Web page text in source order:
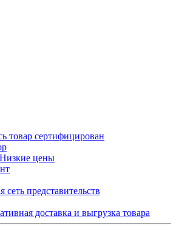
товар сертифицирован
Низкие цены
представительств
доставка и выгрузка товара